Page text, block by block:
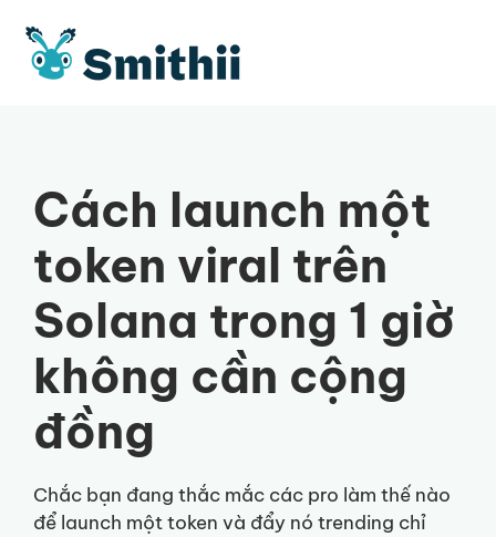
đến
Cách launch một
token viral trên
Solana trong 1 giờ
không cần cộng
đồng
Chắc bạn đang thắc mắc các pro làm thế nào
để launch một token và đẩy nó trending chỉ